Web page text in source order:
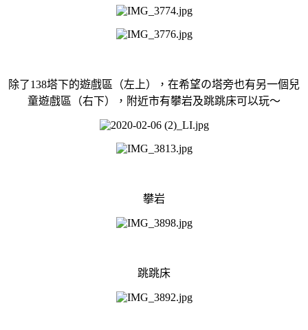
除了138塔下的遊戲區（左上），在希望の塔旁也有另一個兒
童遊戲區（右下），附近市有攀岩及跳跳床可以玩～
攀岩
跳跳床